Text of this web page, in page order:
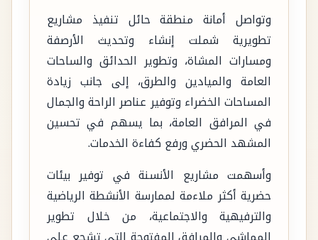
وتواصل أمانة منطقة حائل تنفيذ مشاريع
تطويرية شملت إنشاء وتحديث الأرصفة
ومسارات المشاة، وتطوير الحدائق والساحات
العامة والميادين والطرق، إلى جانب زيادة
المساحات الخضراء وتوفير عناصر الراحة والجمال
في المرافق العامة، بما يسهم في تحسين
المشهد الحضري ورفع كفاءة الخدمات.
وأسهمت مشاريع الأنسنة في توفير بيئات
حضرية أكثر ملاءمة لممارسة الأنشطة الرياضية
والترفيهية والاجتماعية، من خلال تطوير